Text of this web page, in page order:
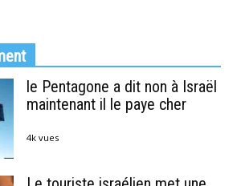
le Pentagone a dit non à Israël
maintenant il le paye cher
4k vues